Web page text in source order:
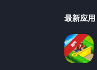
最新应用
新的